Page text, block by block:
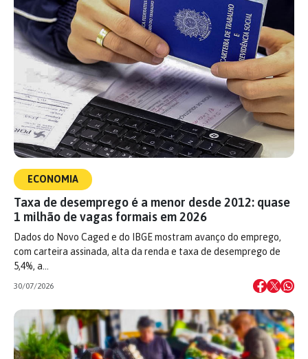
ECONOMIA
Taxa de desemprego é a menor desde 2012: quase
1 milhão de vagas formais em 2026
Dados do Novo Caged e do IBGE mostram avanço do emprego,
com carteira assinada, alta da renda e taxa de desemprego de
5,4%, a…
30/07/2026